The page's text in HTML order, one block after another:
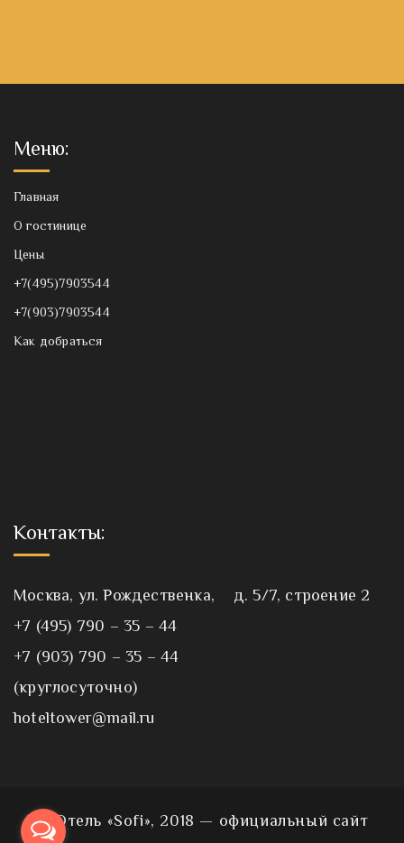
Меню:
Главная
О гостинице
Цены
+7(495)7903544
+7(903)7903544
Как добраться
Контакты:
Москва, ул. Рождественка, д. 5/7, строение 2
+7 (495) 790 – 35 – 44
+7 (903) 790 – 35 – 44
(круглосуточно)
hoteltower@mail.ru
© Отель «Sofi», 2018 — официальный сайт